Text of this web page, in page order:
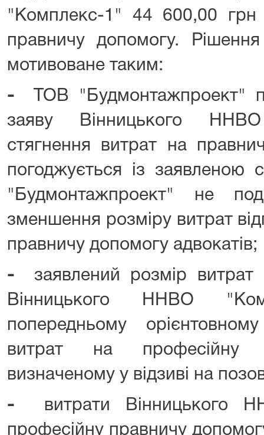
"Комплекс-1" 44 600,00 грн
правничу допомогу. Рішення
мотивоване таким:
-
ТОВ "Будмонтажпроект"
заяву Вінницького
стягнення витрат на
погоджується із
"Будмонтажпроект" не
зменшення розміру витрат
правничу допомогу адвокатів;
- заявлений розмір
Вінницького ННВО
попередньому
витрат на професійну
визначеному у відзиві на
- витрати Вінницького
професійну правничу